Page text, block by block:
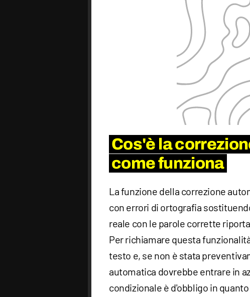
Cos'è la
come funziona
La funzione della correzione
con errori di ortografia
reale con le parole corrette
Per richiamare questa
testo e, se non è stata
automatica dovrebbe entrare in
condizionale è d'obbligo in